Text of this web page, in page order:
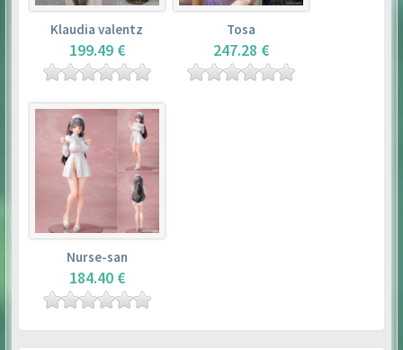
Klaudia valentz
199.49 €
Tosa
247.28 €
Nurse-san
184.40 €